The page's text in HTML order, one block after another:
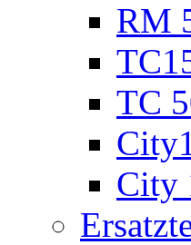
RM
TC
City